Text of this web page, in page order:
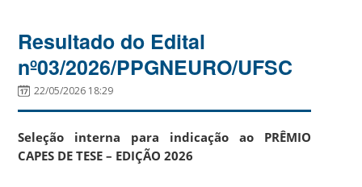
Resultado do Edital
nº03/2026/PPGNEURO/UFSC
22/05/2026 18:29
Seleção interna para indicação ao PRÊMIO
CAPES DE TESE – EDIÇÃO 2026